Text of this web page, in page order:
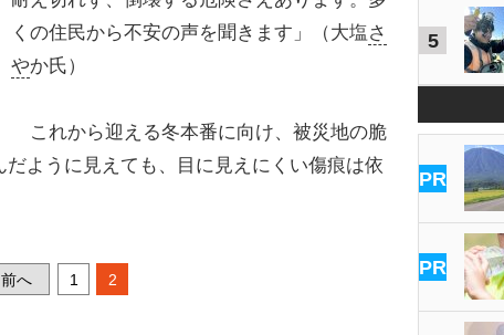
くの住民から不安の声を聞きます」（大塩さ
やか氏）
これから迎える冬本番に向け、被災地の脆
ように見えても、目に見えにくい傷痕は依
へ 1 2
5
PR
PR